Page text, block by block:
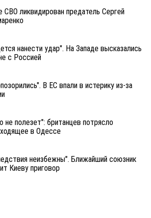
СВО ликвидирован предатель Сергей
нанести удар". На Западе высказались
с Россией
В ЕС впали в истерику из-за
не полезет": британцев потрясло
в Одессе
неизбежны". Ближайший союзник
Киеву приговор